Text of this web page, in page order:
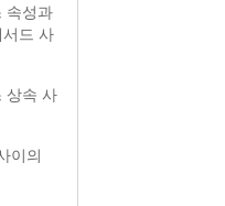
속성과
드 사
상속 사
이의